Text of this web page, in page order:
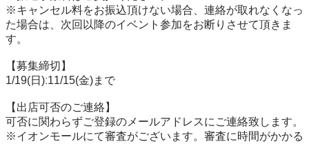
※キャンセル料をお振込頂けない場合、連絡が取れなくなっ
た場合は、次回以降のイベント参加をお断りさせて頂きま
す。
【募集締切】
1/19(日)ː11/15(金)まで
【出店可否のご連絡】
可否に関わらずご登録のメールアドレスにご連絡致します。
※イオンモールにて審査がございます。審査に時間がかかる